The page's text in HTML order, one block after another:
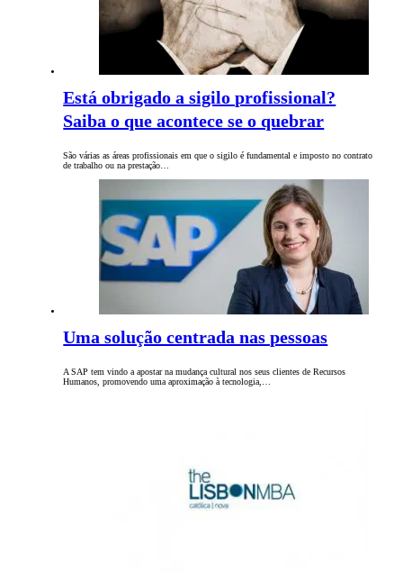
Está obrigado a sigilo profissional?
Saiba o que acontece se o quebrar
São várias as áreas profissionais em que o sigilo é fundamental e imposto no contrato
de trabalho ou na prestação…
Uma solução centrada nas pessoas
A SAP tem vindo a apostar na mudança cultural nos seus clientes de Recursos
Humanos, promovendo uma aproximação à tecnologia,…